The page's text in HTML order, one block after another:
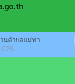
นตำบลแม่ทา